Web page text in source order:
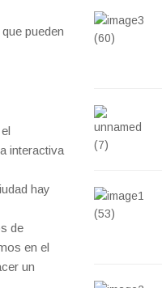
pueden
interactiva
hay
de
en el
un